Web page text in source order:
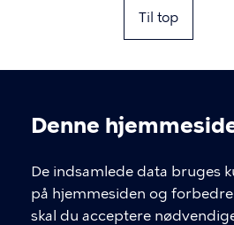
Denne
De indsamlede data bruges
på hjemmesiden og
skal du acceptere
Til top
Kontakt